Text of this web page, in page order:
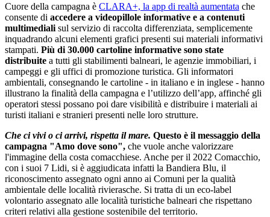
Cuore della campagna è CLARA+, la app di realtà aumentata che
consente di accedere a videopillole informative e a contenuti
multimediali sul servizio di raccolta differenziata, semplicemente
inquadrando alcuni elementi grafici presenti sui materiali informativi
stampati. Più di 30.000 cartoline informative sono state
distribuite a tutti gli stabilimenti balneari, le agenzie immobiliari, i
campeggi e gli uffici di promozione turistica. Gli informatori
ambientali, consegnando le cartoline - in italiano e in inglese - hanno
illustrano la finalità della campagna e l’utilizzo dell’app, affinché gli
operatori stessi possano poi dare visibilità e distribuire i materiali ai
turisti italiani e stranieri presenti nelle loro strutture.
Che ci vivi o ci arrivi, rispetta il mare. Questo è il messaggio della
campagna "Amo dove sono", che vuole anche valorizzare
l'immagine della costa comacchiese. Anche per il 2022 Comacchio,
con i suoi 7 Lidi, si è aggiudicata infatti la Bandiera Blu, il
riconoscimento assegnato ogni anno ai Comuni per la qualità
ambientale delle località rivierasche. Si tratta di un eco-label
volontario assegnato alle località turistiche balneari che rispettano
criteri relativi alla gestione sostenibile del territorio.